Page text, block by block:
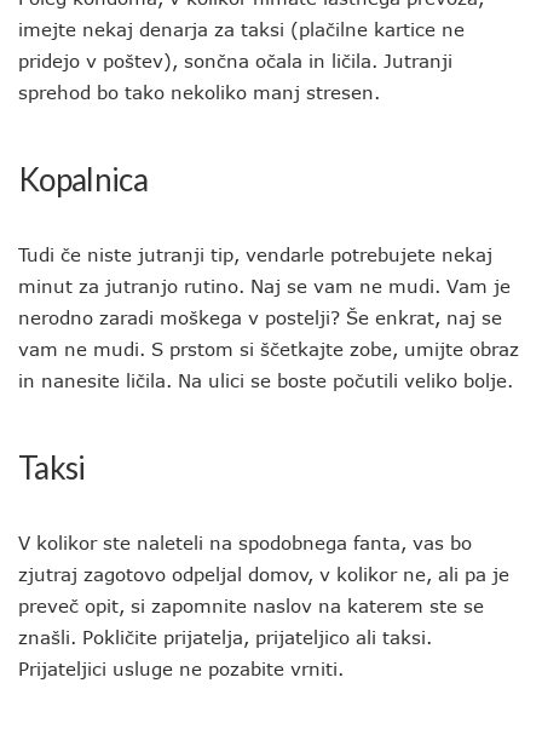
imejte nekaj denarja za taksi (plačilne kartice ne
pridejo v poštev), sončna očala in ličila. Jutranji
sprehod bo tako nekoliko manj stresen.
Kopalnica
Tudi če niste jutranji tip, vendarle potrebujete nekaj
minut za jutranjo rutino. Naj se vam ne mudi. Vam je
nerodno zaradi moškega v postelji? Še enkrat, naj se
vam ne mudi. S prstom si ščetkajte zobe, umijte obraz
in nanesite ličila. Na ulici se boste počutili veliko bolje.
Taksi
V kolikor ste naleteli na spodobnega fanta, vas bo
zjutraj zagotovo odpeljal domov, v kolikor ne, ali pa je
preveč opit, si zapomnite naslov na katerem ste se
znašli. Pokličite prijatelja, prijateljico ali taksi.
Prijateljici usluge ne pozabite vrniti.